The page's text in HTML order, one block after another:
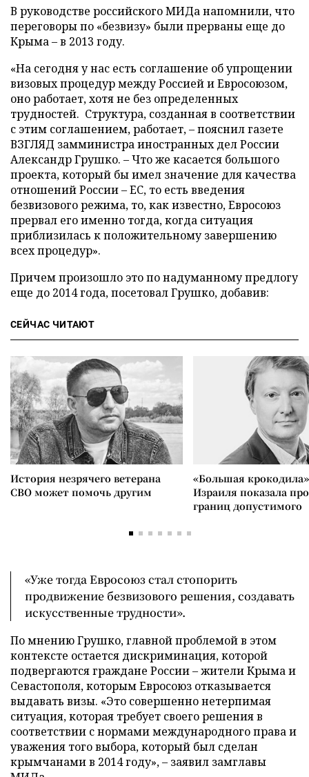
В руководстве российского МИДа напомнили, что
переговоры по «безвизу» были прерваны еще до
Крыма – в 2013 году.
«На сегодня у нас есть соглашение об упрощении
визовых процедур между Россией и Евросоюзом,
оно работает, хотя не без определенных
трудностей. Структура, созданная в соответствии
с этим соглашением, работает, – пояснил газете
ВЗГЛЯД замминистра иностранных дел России
Александр Грушко. – Что же касается большого
проекта, который бы имел значение для качества
отношений России – ЕС, то есть введения
безвизового режима, то, как известно, Евросоюз
прервал его именно тогда, когда ситуация
приблизилась к положительному завершению
всех процедур».
Причем произошло это по надуманному предлогу
еще до 2014 года, посетовал Грушко, добавив:
СЕЙЧАС ЧИТАЮТ
История незрячего ветерана
СВО может помочь другим
«Большая
Израиля показала
границ допустимого
«Уже тогда Евросоюз стал стопорить
продвижение безвизового решения, создавать
искусственные трудности».
По мнению Грушко, главной проблемой в этом
контексте остается дискриминация, которой
подвергаются граждане России – жители Крыма и
Севастополя, которым Евросоюз отказывается
выдавать визы. «Это совершенно нетерпимая
ситуация, которая требует своего решения в
соответствии с нормами международного права и
уважения того выбора, который был сделан
крымчанами в 2014 году», – заявил замглавы